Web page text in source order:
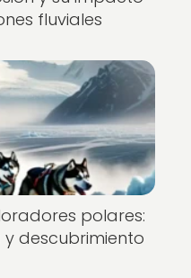
fluviales
polares:
descubrimiento